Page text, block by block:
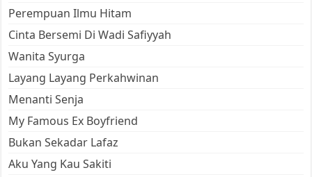
Perempuan Ilmu Hitam
Cinta Bersemi Di Wadi Safiyyah
Wanita Syurga
Layang Layang Perkahwinan
Menanti Senja
My Famous Ex Boyfriend
Bukan Sekadar Lafaz
Aku Yang Kau Sakiti